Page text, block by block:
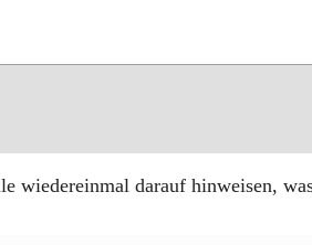
wiedereinmal darauf hinweisen,